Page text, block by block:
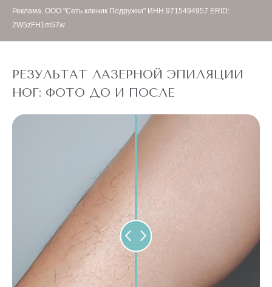
Реклама. ООО "Сеть клиник Подружки" ИНН 9715494957 ERID:
2W5zFH1m57w
РЕЗУЛЬТАТ ЛАЗЕРНОЙ ЭПИЛЯЦИИ
НОГ: ФОТО ДО И ПОСЛЕ